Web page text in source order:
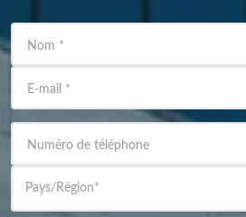
Nom *
E-mail *
Numéro de téléphone
Pays/Région*